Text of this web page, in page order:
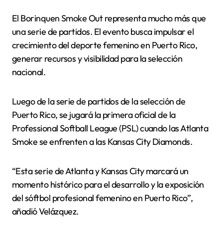
El Borinquen Smoke Out representa mucho más que
una serie de partidos. El evento busca impulsar el
crecimiento del deporte femenino en Puerto Rico,
generar recursos y visibilidad para la selección
nacional.
Luego de la serie de partidos de la selección de
Puerto Rico, se jugará la primera oficial de la
Professional Softball League (PSL) cuando las Atlanta
Smoke se enfrenten a las Kansas City Diamonds.
“Esta serie de Atlanta y Kansas City marcará un
momento histórico para el desarrollo y la exposición
del sóftbol profesional femenino en Puerto Rico”,
añadió Velázquez.